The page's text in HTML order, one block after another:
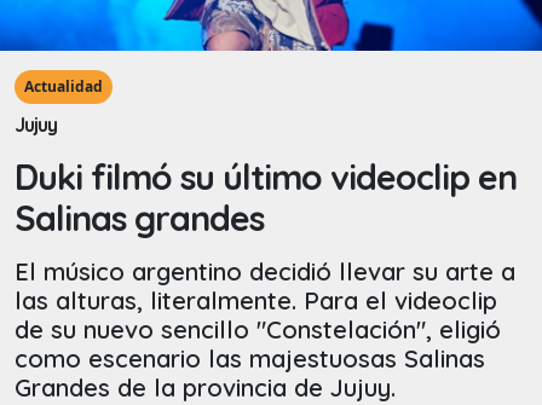
Actualidad
Jujuy
Duki filmó su último videoclip en
Salinas grandes
El músico argentino decidió llevar su arte a
las alturas, literalmente. Para el videoclip
de su nuevo sencillo "Constelación", eligió
como escenario las majestuosas Salinas
Grandes de la provincia de Jujuy.